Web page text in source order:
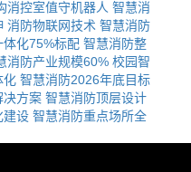
消控室值守机器人 智慧消
消防物联网技术 智慧消防
化75%标配 智慧消防整
消防产业规模60% 校园智
化 智慧消防2026年底目标
决方案 智慧消防顶层设计
建设 智慧消防重点场所全